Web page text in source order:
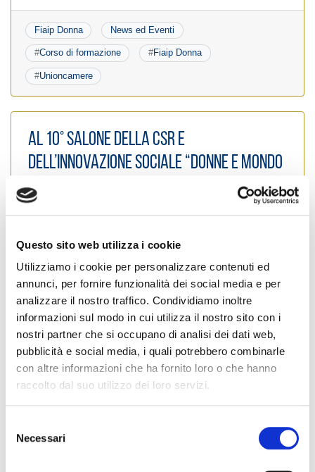
Questo sito web utilizza i cookie
Utilizziamo i cookie per personalizzare contenuti ed
annunci, per fornire funzionalità dei social media e per
analizzare il nostro traffico. Condividiamo inoltre
informazioni sul modo in cui utilizza il nostro sito con i
nostri partner che si occupano di analisi dei dati web,
pubblicità e social media, i quali potrebbero combinarle
con altre informazioni che ha fornito loro o che hanno
raccolto dal suo utilizzo dei loro servizi.
Necessari
Fiaip Donna News ed Eventi
#Corso di formazione #Fiaip Donna
#Unioncamere
Al 10° Salone della CSR e
dell’innovazione sociale “Donne e mondo
del lavoro, tra conciliazione e
innovazione”,
Il Salone della CSR e dell’innovazione sociale è dal 2013